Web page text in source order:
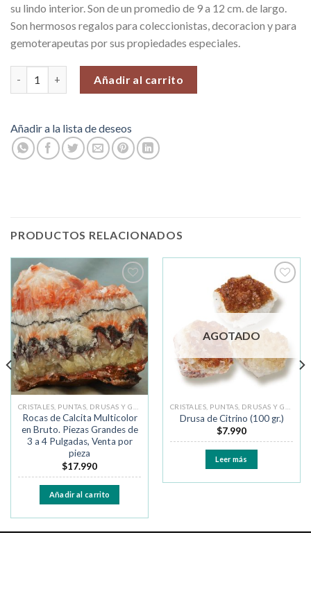
su lindo interior. Son de un promedio de 9 a 12 cm. de largo.
Son hermosos regalos para coleccionistas, decoracion y para
gemoterapeutas por sus propiedades especiales.
Añadir al carrito
Añadir a la lista de deseos
PRODUCTOS RELACIONADOS
Añadir
a la
lista de
deseos
Rocas de Calcita Multicolor
en Bruto. Piezas Grandes de
3 a 4 Pulgadas, Venta por
pieza
$17.990
Añadir al carrito
Añadir
a la
lista de
AGOTADO
Drusa de Citrino (100 gr.)
$7.990
Leer más